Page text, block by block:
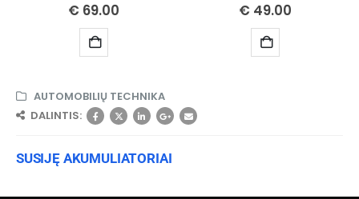
€ 69.00 € 49.00
AUTOMOBILIŲ TECHNIKA
DALINTIS:
SUSIJĘ AKUMULIATORIAI